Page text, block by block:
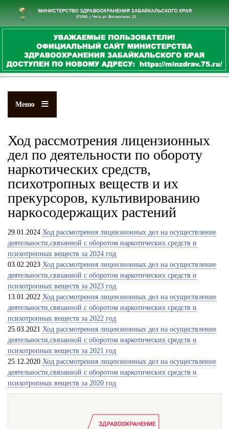
к
основному
содержанию
Меню
Ход рассмотрения лицензионных
дел по деятельности по обороту
наркотических средств,
психотропных веществ и их
прекурсоров, культивированию
наркосодержащих растений
29.01.2024 Ход рассмотрения лицензионных дел на осуществление
деятельности,связанной с оборотом наркотических средств и
психотропных веществ за 2024 год
03.02.2023 Ход рассмотрения лицензионных дел на осуществление
деятельности,связанной с оборотом наркотических средств и
психотропных веществ за 2023 год
13.01.2022 Ход рассмотрения лицензионных дел на осуществление
деятельности,связанной с оборотом наркотических средств и
психотропных веществ за 2022 год
25.03.2021 Ход рассмотрения лицензионных дел на осуществление
деятельности,связанной с оборотом наркотических средств и
психотропных веществ за 2021 год
25.12.2020 Ход рассмотрения лицензионных дел на осуществление
деятельности,связанной с оборотом наркотических средств и
психотропных веществ за 2020 год